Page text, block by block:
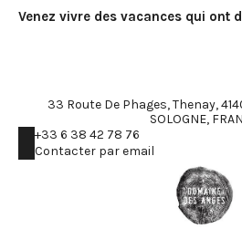
Venez vivre des vacances qui ont
33 Route De Phages, Thenay,
SOLOGNE,
+33 6 38 42 78 76
Contacter par email